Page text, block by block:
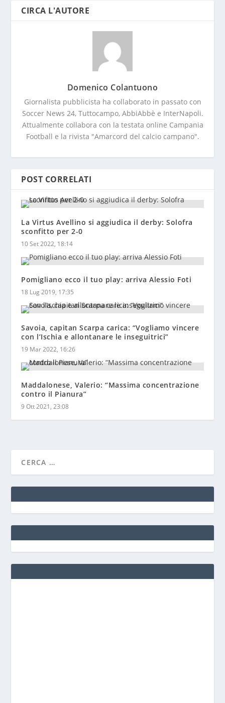
CIRCA L'AUTORE
Domenico Colantuono
Giornalista pubblicista ha collaborato in passato con
Soccer News 24, Tuttocampo, AbbiAbbè e InterNapoli.
Attualmente collabora con la testata online Campania
Football e la rivista "Amarcord del calcio campano".
POST CORRELATI
La Virtus Avellino si aggiudica il derby: Solofra
sconfitto per 2-0
10 Set 2022, 18:14
Pomigliano ecco il tuo play: arriva Alessio Foti
18 Lug 2019, 17:35
Savoia, capitan Scarpa carica: “Vogliamo vincere
con l’Ischia e allontanare le inseguitrici”
19 Mar 2022, 16:26
Maddalonese, Valerio: “Massima concentrazione
contro il Pianura”
9 Ott 2021, 23:08